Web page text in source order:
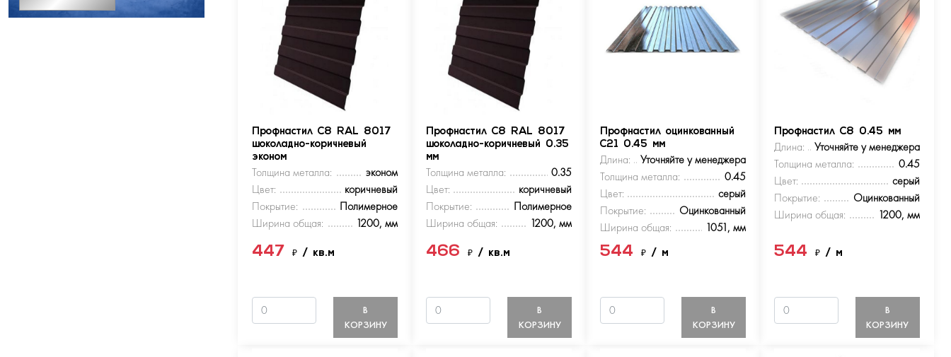
Профнастил С8 RAL 8017
шоколадно-коричневый
эконом
Толщина металла:
эконом
Цвет:
коричневый
Покрытие:
Полимерное
Ширина общая:
1200, мм
447₽/ кв.м
В
КОРЗИНУ
Профнастил С8 RAL 8017
шоколадно-коричневый 0.35
мм
Толщина металла:
0.35
Цвет:
коричневый
Покрытие:
Полимерное
Ширина общая:
1200, мм
466₽/ кв.м
В
КОРЗИНУ
Профнастил оцинкованный
С21 0.45 мм
Длина:
Уточняйте у менеджера
Толщина металла:
0.45
Цвет:
серый
Покрытие:
Оцинкованный
Ширина общая:
1051, мм
544₽/ м
В
КОРЗИНУ
Профнастил С8 0.45 мм
Длина:
Уточняйте у менеджера
Толщина металла:
0.45
Цвет:
серый
Покрытие:
Оцинкованный
Ширина общая:
1200, мм
544 ₽ / м
В
КОРЗИНУ